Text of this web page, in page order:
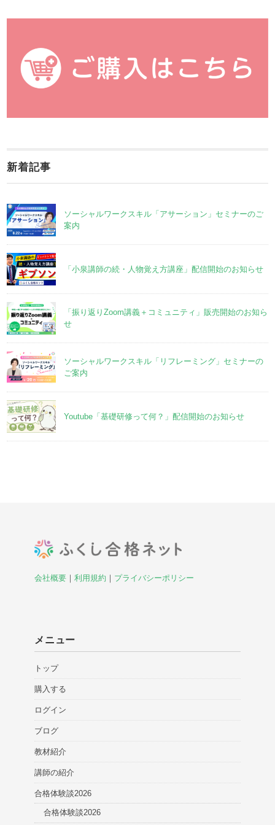
新着記事
ソーシャルワークスキル「アサーション」セミナーのご
案内
「小泉講師の続・人物覚え方講座」配信開始のお知らせ
「振り返りZoom講義＋コミュニティ」販売開始のお知ら
せ
ソーシャルワークスキル「リフレーミング」セミナーの
ご案内
Youtube「基礎研修って何？」配信開始のお知らせ
会社概要 ｜ 利用規約 ｜ プライバシーポリシー
メニュー
トップ
購入する
ログイン
ブログ
教材紹介
講師の紹介
合格体験談2026
合格体験談2026